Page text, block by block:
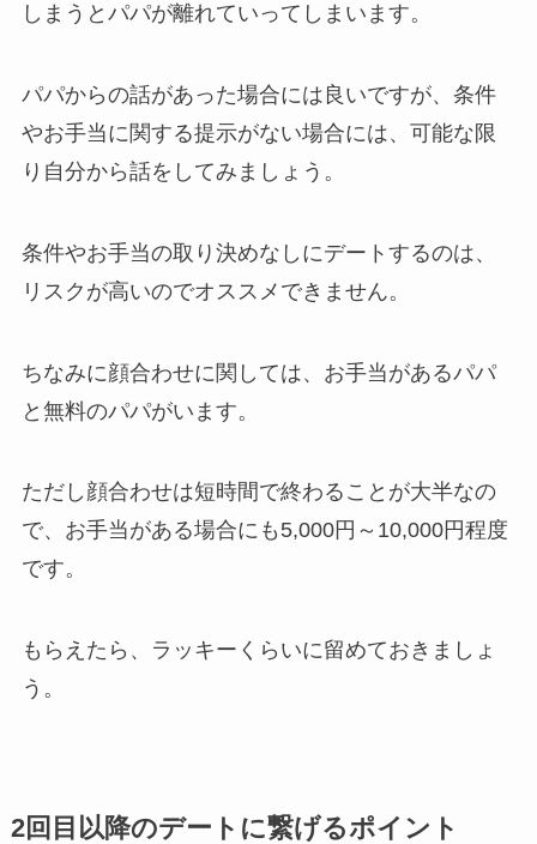
しまうとパパが離れていってしまいます。
パパからの話があった場合には良いですが、条件
やお手当に関する提示がない場合には、可能な限
り自分から話をしてみましょう。
条件やお手当の取り決めなしにデートするのは、
リスクが高いのでオススメできません。
ちなみに顔合わせに関しては、お手当があるパパ
と無料のパパがいます。
ただし顔合わせは短時間で終わることが大半なの
で、お手当がある場合にも5,000円～10,000円程度
です。
もらえたら、ラッキーくらいに留めておきましょ
う。
2回目以降のデートに繋げるポイント